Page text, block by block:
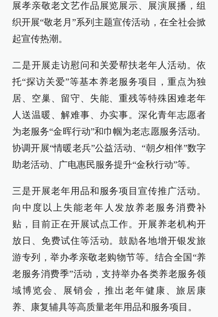
展孝亲敬老文艺作品展览展示、展演展播，组
织开展“敬老月”系列主题宣传活动，在全社会掀
起宣传热潮。
二是开展走访慰问和关爱帮扶老年人活动。依
托“探访关爱”等基本养老服务项目，重点为独
居、空巢、留守、失能、重残等特殊困难老年
人送温暖、解难事、办实事。深化青年志愿者
为老服务“金晖行动”和巾帼为老志愿服务活动。
协调开展“情暖老兵”公益活动、“朝夕相伴”数字
助老活动、广电惠民服务提升“金秋行动”等。
三是开展老年用品和服务项目宣传推广活动。
向中度以上失能老年人发放养老服务消费补
贴，目前正在开展试点工作。开展养老机构开
放日、免费试住等活动。鼓励各地增开银发旅
游专列，举办孝亲敬老购物节等。结合全国“养
老服务消费季”活动，支持举办各类养老服务领
域博览会、展销会，推出老年健康、旅居康
养、康复辅具等高质量老年用品和服务项目。